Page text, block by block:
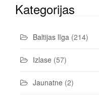
Kategorijas
Baltijas līga (214)
Izlase (57)
Jaunatne (2)